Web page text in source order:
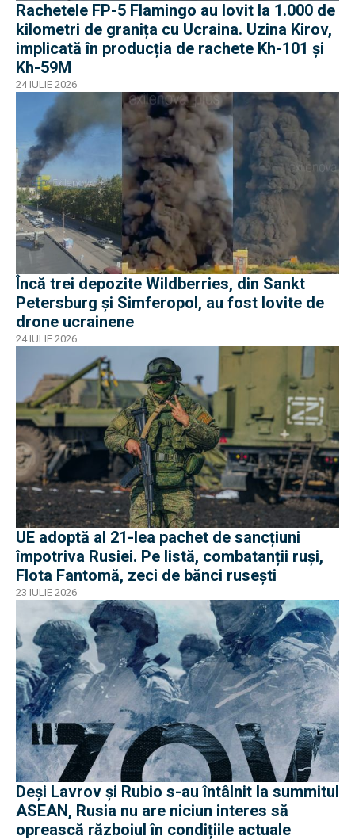
Rachetele FP-5 Flamingo au lovit la 1.000 de
kilometri de granița cu Ucraina. Uzina Kirov,
implicată în producția de rachete Kh-101 și
Kh-59M
24 IULIE 2026
Încă trei depozite Wildberries, din Sankt
Petersburg și Simferopol, au fost lovite de
drone ucrainene
24 IULIE 2026
UE adoptă al 21-lea pachet de sancțiuni
împotriva Rusiei. Pe listă, combatanții ruși,
Flota Fantomă, zeci de bănci rusești
23 IULIE 2026
Deși Lavrov și Rubio s-au întâlnit la summitul
ASEAN, Rusia nu are niciun interes să
oprească războiul în condițiile actuale